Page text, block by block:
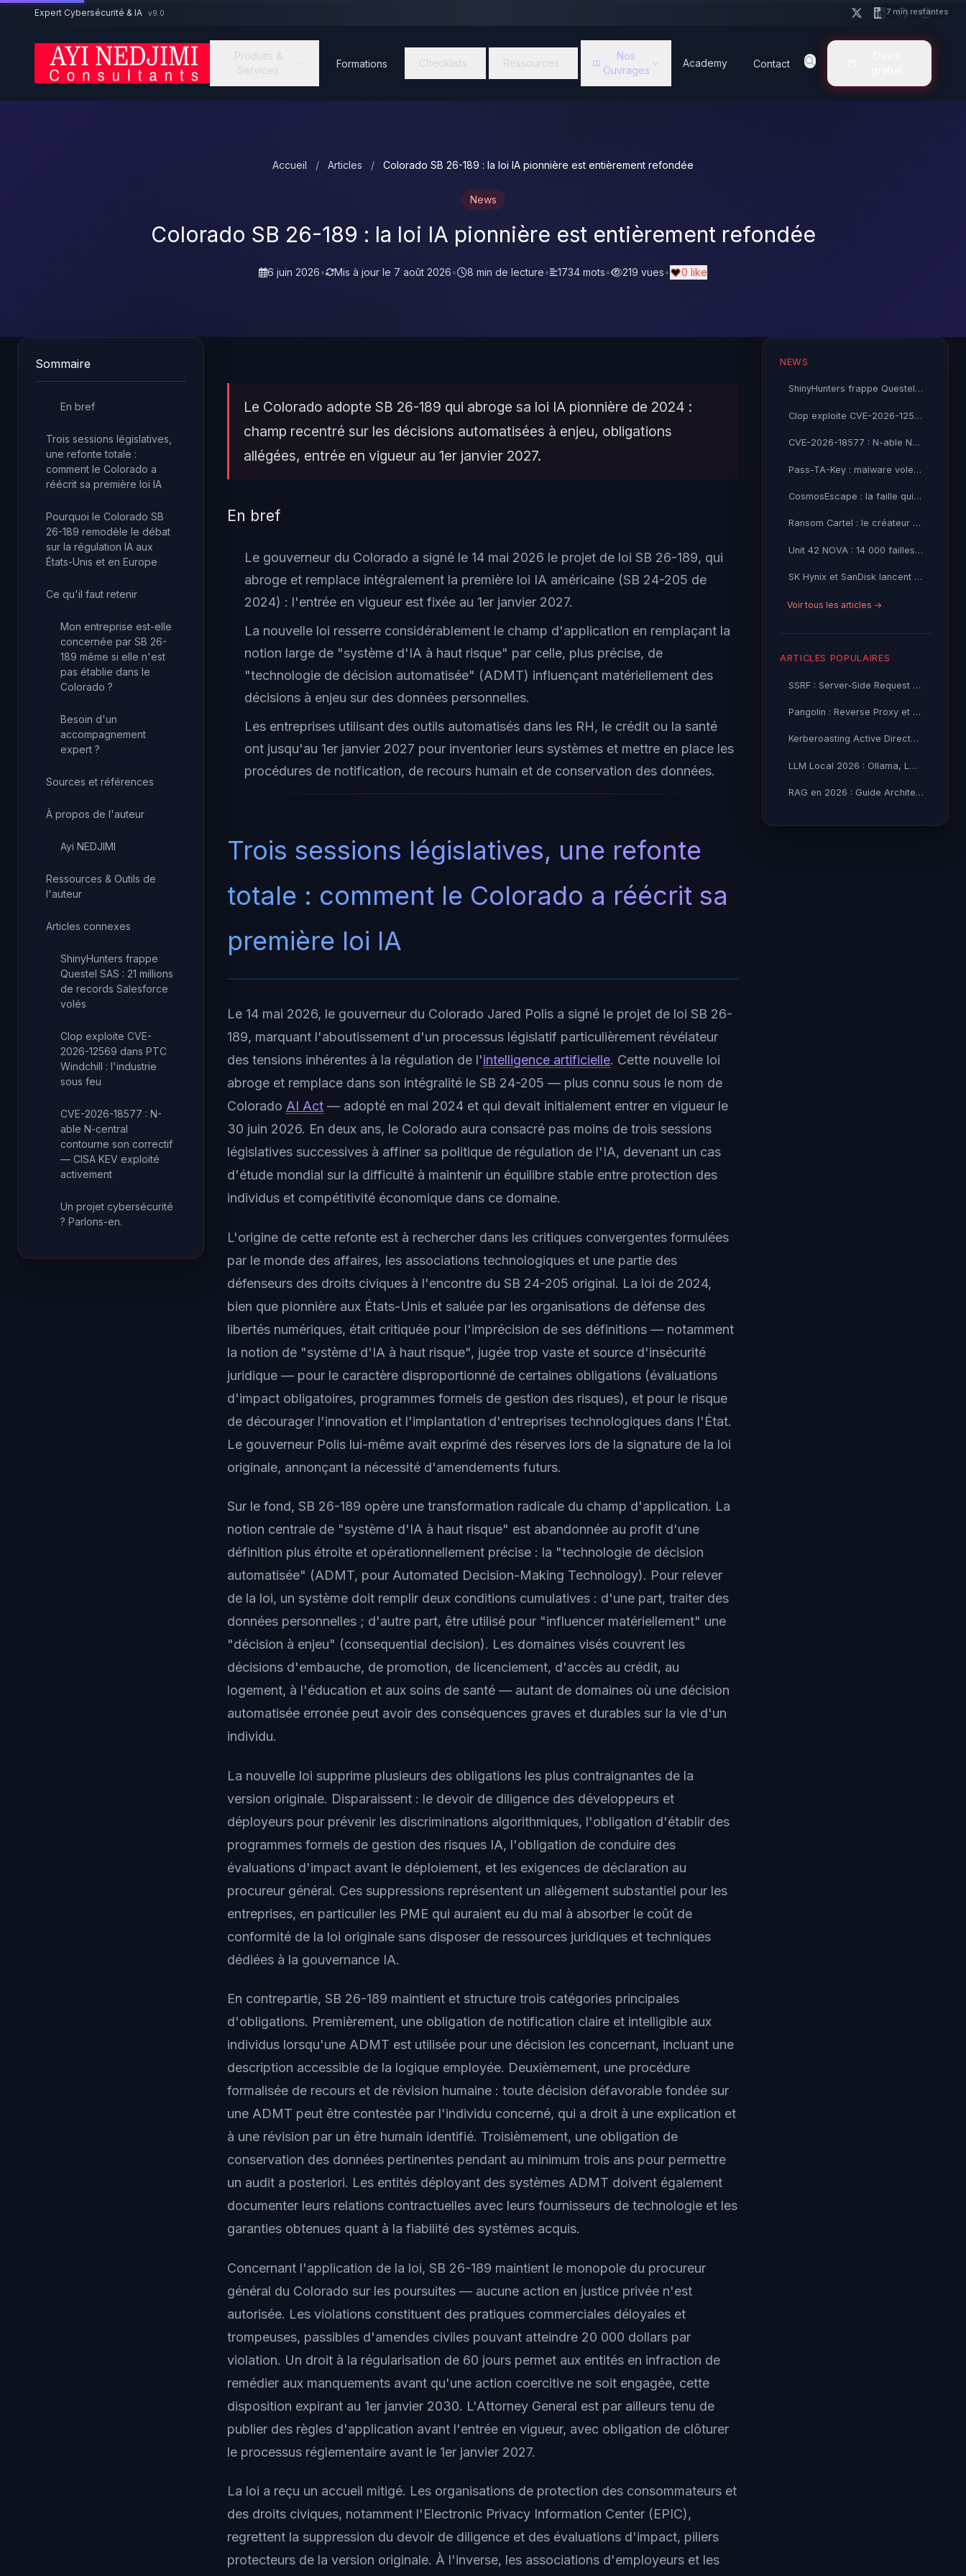
Aller au contenu principal
Expert Cybersécurité & IA v9.0
Produits &
Services
Formations Checklists Ressources
Nos
Ouvrages
Academy Contact
Accueil / Articles / Colorado SB 26-189 : la loi IA pionnière est entièrement refondée
News
Colorado SB 26-189 : la loi IA pionnière est entièrement refondée
6 juin 2026• Mis à jour le 7 août 2026• 8 min de lecture• 1734 mots• 219 vues• 0 like
Sommaire
En bref
Trois sessions législatives,
une refonte totale :
comment le Colorado a
réécrit sa première loi IA
Pourquoi le Colorado SB
26-189 remodèle le débat
sur la régulation IA aux
États-Unis et en Europe
Ce qu'il faut retenir
Mon entreprise est-elle
concernée par SB 26-
189 même si elle n'est
pas établie dans le
Colorado ?
Besoin d'un
accompagnement
expert ?
Sources et références
À propos de l'auteur
Ayi NEDJIMI
Ressources & Outils de
l'auteur
Articles connexes
ShinyHunters frappe
Questel SAS : 21 millions
de records Salesforce
volés
Clop exploite CVE-
2026-12569 dans PTC
Windchill : l'industrie
sous feu
CVE-2026-18577 : N-
able N-central
contourne son correctif
— CISA KEV exploité
activement
Un projet cybersécurité
? Parlons-en.
Le Colorado adopte SB 26-189 qui abroge sa loi IA pionnière de 2024 :
champ recentré sur les décisions automatisées à enjeu, obligations
allégées, entrée en vigueur au 1er janvier 2027.
En bref
Le gouverneur du Colorado a signé le 14 mai 2026 le projet de loi SB 26-189, qui
abroge et remplace intégralement la première loi IA américaine (SB 24-205 de
2024) : l'entrée en vigueur est fixée au 1er janvier 2027.
La nouvelle loi resserre considérablement le champ d'application en remplaçant la
notion large de "système d'IA à haut risque" par celle, plus précise, de
"technologie de décision automatisée" (ADMT) influençant matériellement des
décisions à enjeu sur des données personnelles.
Les entreprises utilisant des outils automatisés dans les RH, le crédit ou la santé
ont jusqu'au 1er janvier 2027 pour inventorier leurs systèmes et mettre en place les
procédures de notification, de recours humain et de conservation des données.
Trois sessions législatives, une refonte
totale : comment le Colorado a réécrit sa
première loi IA
Le 14 mai 2026, le gouverneur du Colorado Jared Polis a signé le projet de loi SB 26-
189, marquant l'aboutissement d'un processus législatif particulièrement révélateur
des tensions inhérentes à la régulation de l'intelligence artificielle. Cette nouvelle loi
abroge et remplace dans son intégralité le SB 24-205 — plus connu sous le nom de
Colorado AI Act — adopté en mai 2024 et qui devait initialement entrer en vigueur le
30 juin 2026. En deux ans, le Colorado aura consacré pas moins de trois sessions
législatives successives à affiner sa politique de régulation de l'IA, devenant un cas
d'étude mondial sur la difficulté à maintenir un équilibre stable entre protection des
individus et compétitivité économique dans ce domaine.
L'origine de cette refonte est à rechercher dans les critiques convergentes formulées
par le monde des affaires, les associations technologiques et une partie des
défenseurs des droits civiques à l'encontre du SB 24-205 original. La loi de 2024,
bien que pionnière aux États-Unis et saluée par les organisations de défense des
libertés numériques, était critiquée pour l'imprécision de ses définitions — notamment
la notion de "système d'IA à haut risque", jugée trop vaste et source d'insécurité
juridique — pour le caractère disproportionné de certaines obligations (évaluations
d'impact obligatoires, programmes formels de gestion des risques), et pour le risque
de décourager l'innovation et l'implantation d'entreprises technologiques dans l'État.
Le gouverneur Polis lui-même avait exprimé des réserves lors de la signature de la loi
originale, annonçant la nécessité d'amendements futurs.
Sur le fond, SB 26-189 opère une transformation radicale du champ d'application. La
notion centrale de "système d'IA à haut risque" est abandonnée au profit d'une
définition plus étroite et opérationnellement précise : la "technologie de décision
automatisée" (ADMT, pour Automated Decision-Making Technology). Pour relever
de la loi, un système doit remplir deux conditions cumulatives : d'une part, traiter des
données personnelles ; d'autre part, être utilisé pour "influencer matériellement" une
"décision à enjeu" (consequential decision). Les domaines visés couvrent les
décisions d'embauche, de promotion, de licenciement, d'accès au crédit, au
logement, à l'éducation et aux soins de santé — autant de domaines où une décision
automatisée erronée peut avoir des conséquences graves et durables sur la vie d'un
individu.
La nouvelle loi supprime plusieurs des obligations les plus contraignantes de la
version originale. Disparaissent : le devoir de diligence des développeurs et
déployeurs pour prévenir les discriminations algorithmiques, l'obligation d'établir des
programmes formels de gestion des risques IA, l'obligation de conduire des
évaluations d'impact avant le déploiement, et les exigences de déclaration au
procureur général. Ces suppressions représentent un allègement substantiel pour les
entreprises, en particulier les PME qui auraient eu du mal à absorber le coût de
conformité de la loi originale sans disposer de ressources juridiques et techniques
dédiées à la gouvernance IA.
En contrepartie, SB 26-189 maintient et structure trois catégories principales
d'obligations. Premièrement, une obligation de notification claire et intelligible aux
individus lorsqu'une ADMT est utilisée pour une décision les concernant, incluant une
description accessible de la logique employée. Deuxièmement, une procédure
formalisée de recours et de révision humaine : toute décision défavorable fondée sur
une ADMT peut être contestée par l'individu concerné, qui a droit à une explication et
à une révision par un être humain identifié. Troisièmement, une obligation de
conservation des données pertinentes pendant au minimum trois ans pour permettre
un audit a posteriori. Les entités déployant des systèmes ADMT doivent également
documenter leurs relations contractuelles avec leurs fournisseurs de technologie et les
garanties obtenues quant à la fiabilité des systèmes acquis.
Concernant l'application de la loi, SB 26-189 maintient le monopole du procureur
général du Colorado sur les poursuites — aucune action en justice privée n'est
autorisée. Les violations constituent des pratiques commerciales déloyales et
trompeuses, passibles d'amendes civiles pouvant atteindre 20 000 dollars par
violation. Un droit à la régularisation de 60 jours permet aux entités en infraction de
remédier aux manquements avant qu'une action coercitive ne soit engagée, cette
disposition expirant au 1er janvier 2030. L'Attorney General est par ailleurs tenu de
publier des règles d'application avant l'entrée en vigueur, avec obligation de clôturer
le processus réglementaire avant le 1er janvier 2027.
La loi a reçu un accueil mitigé. Les organisations de protection des consommateurs et
des droits civiques, notamment l'Electronic Privacy Information Center (EPIC),
regrettent la suppression du devoir de diligence et des évaluations d'impact, piliers
protecteurs de la version originale. À l'inverse, les associations d'employeurs et les
NEWS
ShinyHunters frappe Questel SAS : 21 millions de records Salesforce volés
Clop exploite CVE-2026-12569 dans PTC Windchill : l'industrie sous feu
CVE-2026-18577 : N-able N-central contourne son correctif — CISA KEV exploité activement
Pass-TA-Key : malware vole vos passkeys Google sans alerte
CosmosEscape : la faille qui menaçait tout Azure Cosmos DB
Ransom Cartel : le créateur condamné à 16 ans de prison
Unit 42 NOVA : 14 000 failles open source détectées par IA
SK Hynix et SanDisk lancent le standard High Bandwidth Flash
Voir tous les articles →
ARTICLES POPULAIRES
SSRF : Server-Side Request Forgery — Exploitation Avancée
Pangolin : Reverse Proxy et Tunnel Self-Hosted — Guide
Kerberoasting Active Directory : Attaque et Défense 2026
LLM Local 2026 : Ollama, LM Studio ou vLLM — Quel Outil selon
RAG en 2026 : Guide Architecture, Vectorisation & Chunking
7 min restantes